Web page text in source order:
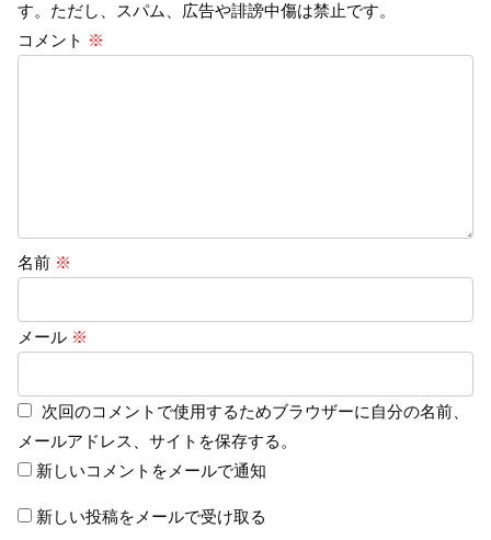
す。ただし、スパム、広告や誹謗中傷は禁止です。
コメント ※
名前 ※
メール ※
次回のコメントで使用するためブラウザーに自分の名前、
メールアドレス、サイトを保存する。
新しいコメントをメールで通知
新しい投稿をメールで受け取る